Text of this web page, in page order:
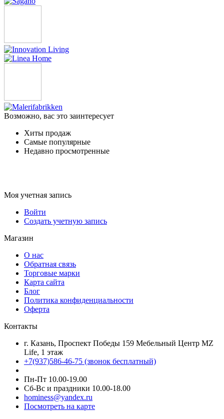
Возможно, вас это заинтересует
Хиты продаж
Самые популярные
Недавно просмотренные
Моя учетная запись
Войти
Создать учетную запись
Магазин
О нас
Обратная связь
Торговые марки
Карта сайта
Блог
Политика конфиденциальности
Оферта
Контакты
г. Казань, Проспект Победы 159 Мебельный Центр MZ
Life, 1 этаж
+7(937)586-46-75 (звонок бесплатный)
Пн-Пт 10.00-19.00
Сб-Вс и праздники 10.00-18.00
hominess@yandex.ru
Посмотреть на карте